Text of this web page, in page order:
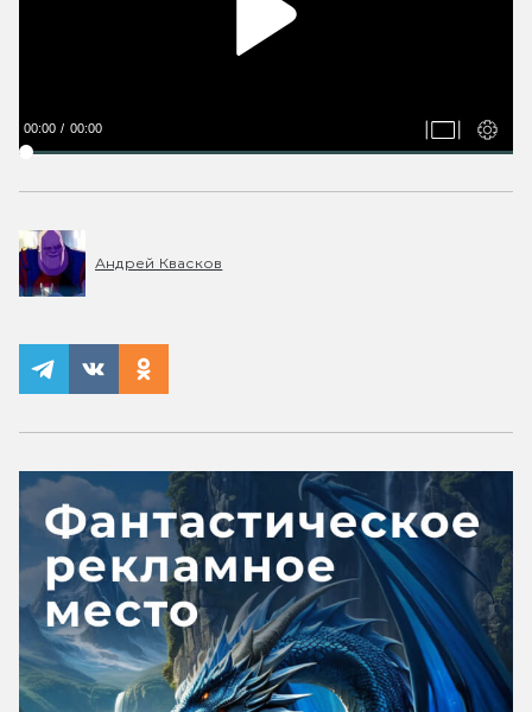
00:00 00:00
Андрей Квасков